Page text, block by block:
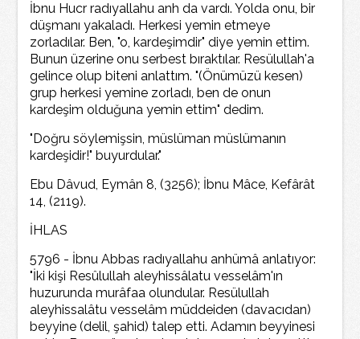
İbnu Hucr radıyallahu anh da vardı. Yolda onu, bir
düşmanı yakaladı. Herkesi yemin etmeye
zorladılar. Ben, "o, kardeşimdir" diye yemin ettim.
Bunun üzerine onu serbest bıraktılar. Resülullah'a
gelince olup biteni anlattım. "(Önümüzü kesen)
grup herkesi yemine zorladı, ben de onun
kardeşim olduğuna yemin ettim" dedim.
"Doğru söylemişsin, müslüman müslümanın
kardeşidir!" buyurdular."
Ebu Dâvud, Eymân 8, (3256); İbnu Mâce, Kefârât
14, (2119).
İHLAS
5796 - İbnu Abbas radıyallahu anhümâ anlatıyor:
"İki kişi Resûlullah aleyhissâlatu vesselâm'ın
huzurunda murâfaa olundular. Resülullah
aleyhissalâtu vesselâm müddeiden (davacıdan)
beyyine (delil, şahid) talep etti. Adamın beyyinesi